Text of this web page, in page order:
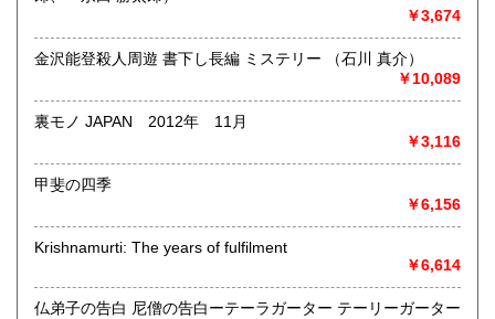
取り扱い分野
総記、哲学宗教、歴史、社会科学、自然科学、美術工芸、国
語国文、外国文学、古典籍、近代文献、趣味、外国書、サブ
カルチャー、古書一般（その他）
書籍全般
￥3,674
金沢能登殺人周遊 書下し長編 ミステリー （石川 真介）
￥10,089
裏モノ JAPAN 2012年 11月
￥3,116
甲斐の四季
￥6,156
Krishnamurti: The years of fulfilment
￥6,614
仏弟子の告白 尼僧の告白ーテーラガーター テーリーガーター